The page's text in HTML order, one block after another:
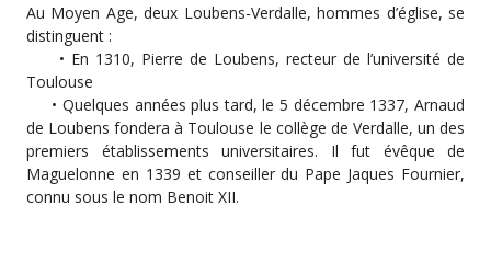
Au Moyen Age, deux Loubens-Verdalle, hommes d’église, se
distinguent :
• En 1310, Pierre de Loubens, recteur de l’université de
Toulouse
• Quelques années plus tard, le 5 décembre 1337, Arnaud
de Loubens fondera à Toulouse le collège de Verdalle, un des
premiers établissements universitaires. Il fut évêque de
Maguelonne en 1339 et conseiller du Pape Jaques Fournier,
connu sous le nom Benoit XII.